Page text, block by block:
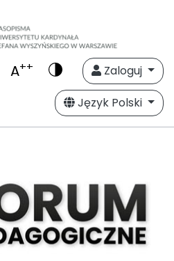
A++
Zaloguj
Język Polski